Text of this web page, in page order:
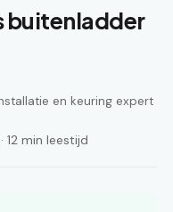
buitenladder
en keuring expert
12 min leestijd